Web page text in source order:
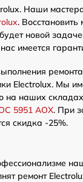
Наши
. Восстановить
новой
имеется
Electrolux. Мы
на наших складах
5951 AOX. При
скидка -25%.
ремонт